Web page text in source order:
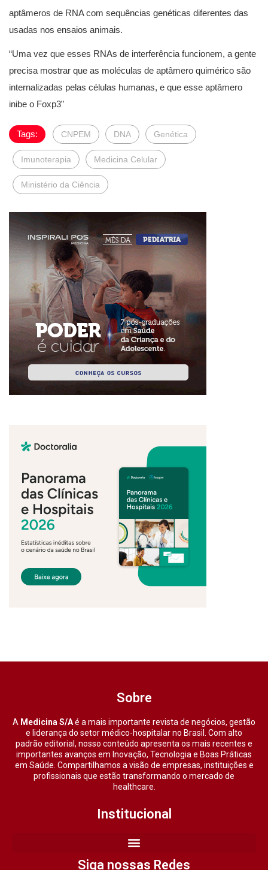
aptâmeros de RNA com sequências genéticas diferentes das
usadas nos ensaios animais.
“Uma vez que esses RNAs de interferência funcionem, a gente
precisa mostrar que as moléculas de aptâmero quimérico são
internalizadas pelas células humanas, e que esse aptâmero
inibe o Foxp3”
Tags: CNPEM DNA Genética
Imunoterapia Medicina Celular
Ministério da Ciência
Sobre
A Medicina S/Aé a mais importante revista de negócios, gestão
e liderança do setor médico-hospitalar no Brasil. Com alto
padrão editorial, nosso conteúdo apresenta os mais recentes e
importantes avanços em Inovação, Tecnologia e Boas Práticas
em Saúde. Compartilhamos a visão de empresas, instituições e
profissionais que estão transformando o mercado de
healthcare.
Institucional
Siga nossas Redes